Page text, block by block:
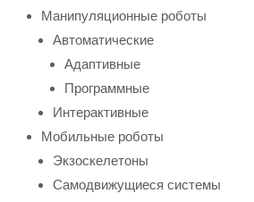
Манипуляционные роботы
Автоматические
Адаптивные
Программные
Интерактивные
Мобильные роботы
Экзоскелетоны
Самодвижущиеся системы